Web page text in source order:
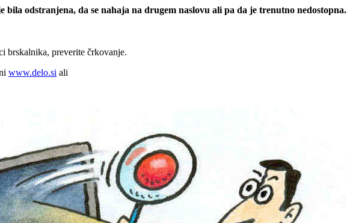
bila odstranjena, da se nahaja na drugem naslovu ali pa da je trenutno nedostopna.
brskalnika, preverite črkovanje.
www.delo.si ali